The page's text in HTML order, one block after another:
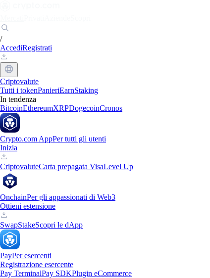
/
AccediRegistrati
Criptovalute
Tutti i tokenPanieriEarnStaking
In tendenza
BitcoinEthereumXRPDogecoinCronos
Crypto.com AppPer tutti gli utenti
Inizia
CriptovaluteCarta prepagata VisaLevel Up
OnchainPer gli appassionati di Web3
Ottieni estensione
SwapStakeScopri le dApp
PayPer esercenti
Registrazione esercente
Pay TerminalPay SDKPlugin eCommerce